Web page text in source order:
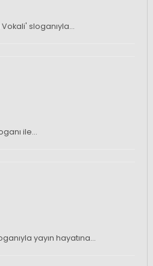
Vokali' sloganıyla…
ile…
yayın hayatına…